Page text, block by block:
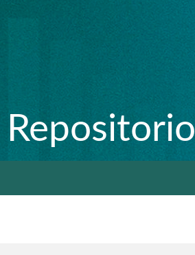
Repositorio